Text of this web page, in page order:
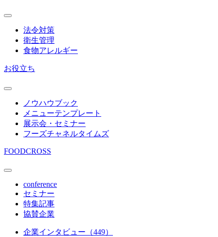
法令対策
衛生管理
食物アレルギー
お役立ち
ノウハウブック
メニューテンプレート
展示会・セミナー
フーズチャネルタイムズ
FOODCROSS
conference
セミナー
特集記事
協賛企業
企業インタビュー（449）